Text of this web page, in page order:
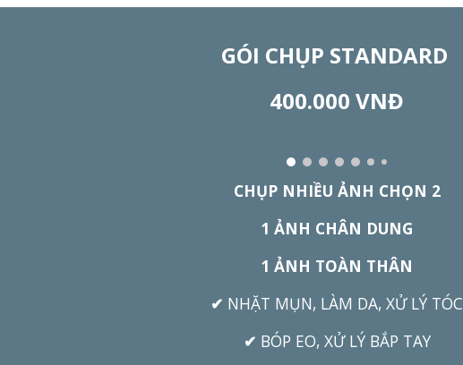
GÓI CHỤP STANDARD
400.000 VNĐ
CHỤP NHIỀU ẢNH CHỌN 2
1 ẢNH CHÂN DUNG
1 ẢNH TOÀN THÂN
✔ NHẶT MỤN, LÀM DA, XỬ LÝ TÓC
✔ BÓP EO, XỬ LÝ BẮP TAY